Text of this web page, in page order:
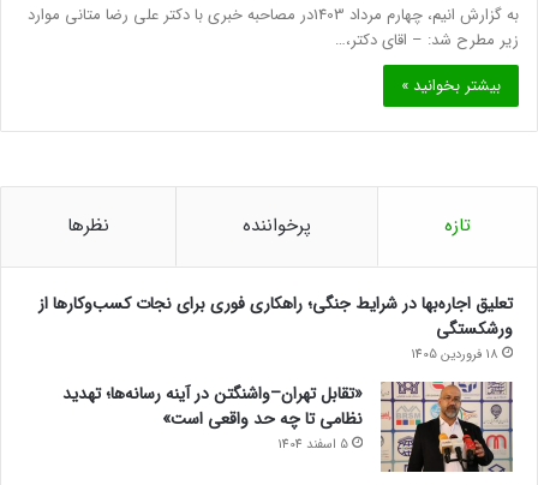
به گزارش انیم، چهارم مرداد 1403در مصاحبه خبری با دکتر علی رضا متانی موارد
زیر مطرح شد: – اقای دکتر،…
بیشتر بخوانید »
تازه پرخواننده نظرها
تعلیق اجاره‌بها در شرایط جنگی؛ راهکاری فوری برای نجات کسب‌وکارها از
ورشکستگی
18 فروردین 1405
«تقابل تهران–واشنگتن در آینه رسانه‌ها؛ تهدید
نظامی تا چه حد واقعی است»
5 اسفند 1404